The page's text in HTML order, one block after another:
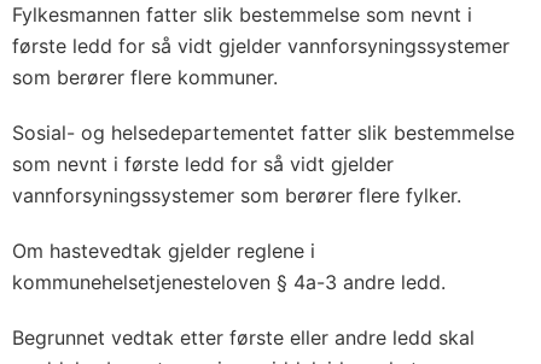
Fylkesmannen fatter slik bestemmelse som nevnt i
første ledd for så vidt gjelder vannforsyningssystemer
som berører flere kommuner.
Sosial- og helsedepartementet fatter slik bestemmelse
som nevnt i første ledd for så vidt gjelder
vannforsyningssystemer som berører flere fylker.
Om hastevedtak gjelder reglene i
kommunehelsetjenesteloven § 4a-3 andre ledd.
Begrunnet vedtak etter første eller andre ledd skal